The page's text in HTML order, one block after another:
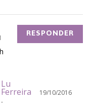
RESPONDER
Lu
Ferreira
19/10/2016
-